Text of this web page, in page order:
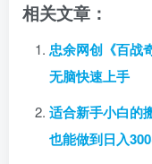
相关文章：
忠余网创《百战
无脑快速上手
适合新手小白的
也能做到日入